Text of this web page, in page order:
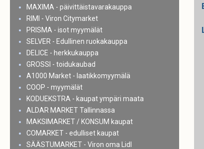
MAXIMA - päivittäistavarakauppa
RIMI - Viron Citymarket
PRISMA - isot myymälät
SELVER - Edullinen ruokakauppa
DELICE - herkkukauppa
GROSSI - toidukaubad
A1000 Market - laatikkomyymälä
COOP - myymälät
KODUEKSTRA - kaupat ympäri maata
ALDAR MARKET Tallinnassa
MAKSIMARKET / KONSUM kaupat
COMARKET - edulliset kaupat
SÄÄSTUMARKET - Viron oma Lidl